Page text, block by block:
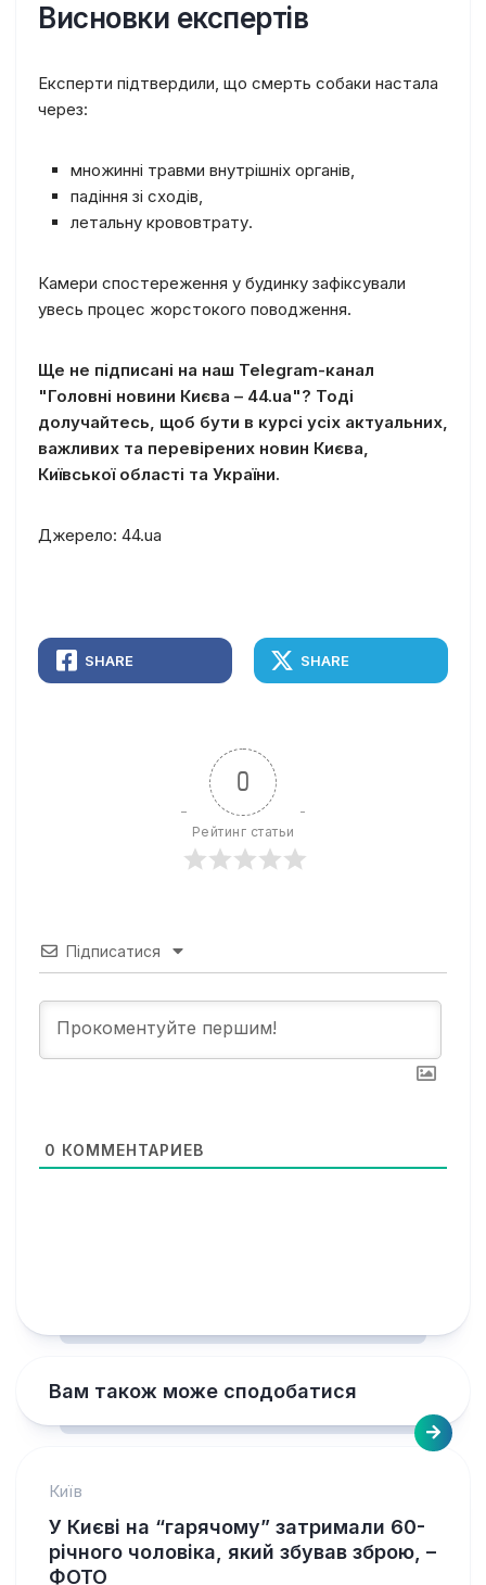
Висновки експертів
Експерти підтвердили, що смерть собаки настала
через:
множинні травми внутрішніх органів,
падіння зі сходів,
летальну крововтрату.
Камери спостереження у будинку зафіксували
увесь процес жорстокого поводження.
Ще не підписані на наш Telegram-канал
"Головні новини Києва – 44.ua"? Тоді
долучайтесь, щоб бути в курсі усіх актуальних,
важливих та перевірених новин Києва,
Київської області та України.
Джерело: 44.ua
SHARE SHARE
0
Рейтинг статьи
Підписатися
0 КОММЕНТАРИЕВ
Вам також може сподобатися
Київ
У Києві на “гарячому” затримали 60-
річного чоловіка, який збував зброю, –
ФОТО